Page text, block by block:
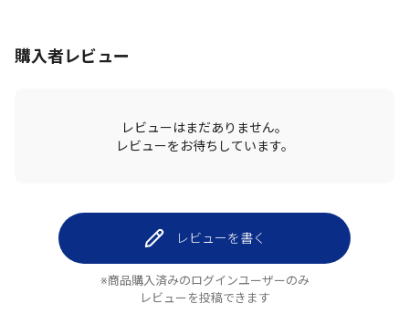
購入者レビュー
レビューはまだありません。
レビューをお待ちしています。
レビューを書く
※商品購入済みのログインユーザーのみ
レビューを投稿できます